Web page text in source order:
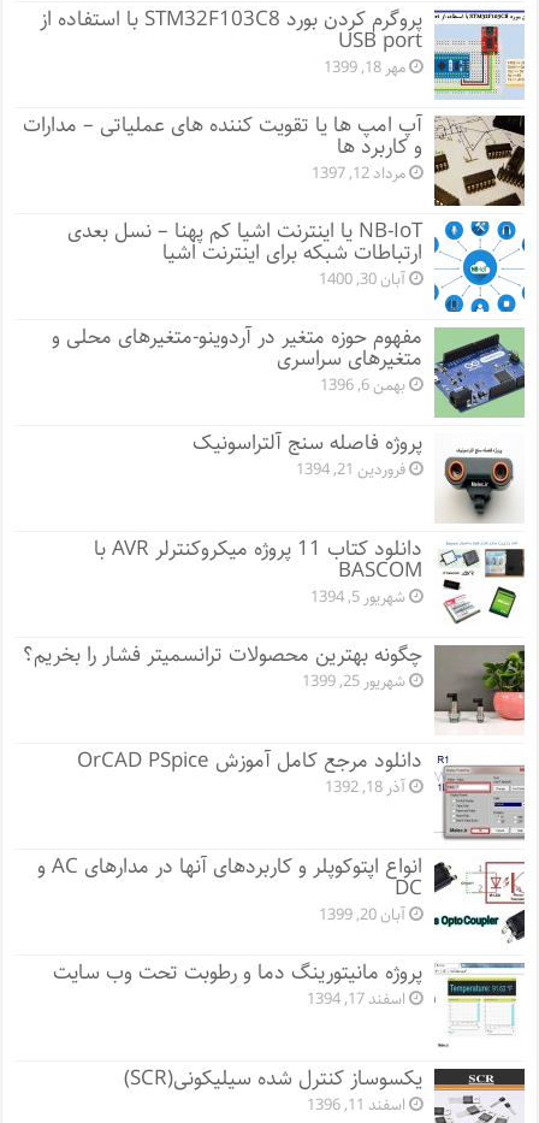
پروگرم کردن بورد STM32F103C8 با استفاده از
USB port
مهر 18, 1399
آپ امپ ها یا تقویت کننده های عملیاتی – مدارات
و کاربرد ها
مرداد 12, 1397
NB-IoT یا اینترنت اشیا کم پهنا – نسل بعدی
ارتباطات شبکه برای اینترنت اشیا
آبان 30, 1400
مفهوم حوزه متغیر در آردوینو-متغیرهای محلی و
متغیرهای سراسری
بهمن 6, 1396
پروژه فاصله سنج آلتراسونیک
فروردین 21, 1394
دانلود کتاب 11 پروژه میکروکنترلر AVR با
BASCOM
شهریور 5, 1394
چگونه بهترین محصولات ترانسمیتر فشار را بخریم؟
شهریور 25, 1399
دانلود مرجع کامل آموزش OrCAD PSpice
آذر 18, 1392
انواع اپتوکوپلر و کاربردهای آنها در مدارهای AC و
DC
آبان 20, 1399
پروژه مانيتورينگ دما و رطوبت تحت وب سایت
اسفند 17, 1394
یکسوساز کنترل شده سیلیکونی(SCR)
اسفند 11, 1396